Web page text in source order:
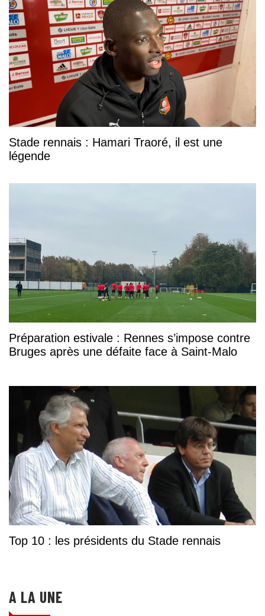
Stade rennais : Hamari Traoré, il est une
légende
Préparation estivale : Rennes s’impose contre
Bruges après une défaite face à Saint-Malo
Top 10 : les présidents du Stade rennais
A LA UNE